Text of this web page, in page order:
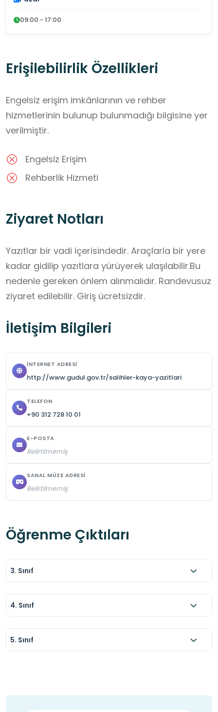
09:00 - 17:00
Erişilebilirlik Özellikleri
Engelsiz erişim imkânlarının ve rehber
hizmetlerinin bulunup bulunmadığı bilgisine yer
verilmiştir.
Engelsiz Erişim
Rehberlik Hizmeti
Ziyaret Notları
Yazıtlar bir vadi içerisindedir. Araçlarla bir yere
kadar gidilip yazıtlara yürüyerek ulaşılabilir.Bu
nedenle gereken önlem alınmalıdır. Randevusuz
ziyaret edilebilir. Giriş ücretsizdir.
İletişim Bilgileri
İNTERNET ADRESI
http://www.gudul.gov.tr/salihler-kaya-yazitlari
TELEFON
+90 312 728 10 01
E-POSTA
Belirtilmemiş
SANAL MÜZE ADRESI
Belirtilmemiş
Öğrenme Çıktıları
3. Sınıf
4. Sınıf
5. Sınıf